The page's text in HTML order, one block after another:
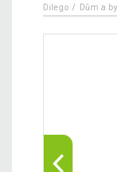
Dilego Dům a